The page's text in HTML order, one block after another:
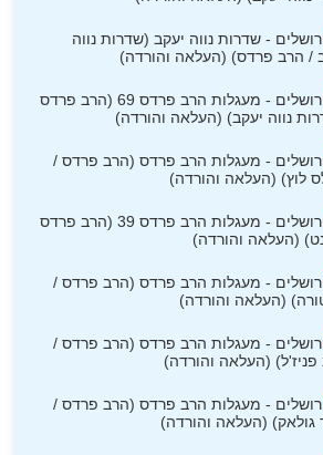
- שדרות נווה יעקב (שדרות נווה
/ הרב פרדס) (העלאה והורדה)
ירושלים - מעגלות הרב פרדס 69 (הרב פרדס
נווה יעקב) (העלאה והורדה)
- מעגלות הרב פרדס (הרב פרדס /
לוץ) (העלאה והורדה)
ירושלים - מעגלות הרב פרדס 39 (הרב פרדס
(העלאה והורדה)
- מעגלות הרב פרדס (הרב פרדס /
(העלאה והורדה)
- מעגלות הרב פרדס (הרב פרדס /
פניז'ל) (העלאה והורדה)
- מעגלות הרב פרדס (הרב פרדס /
גולאק) (העלאה והורדה)